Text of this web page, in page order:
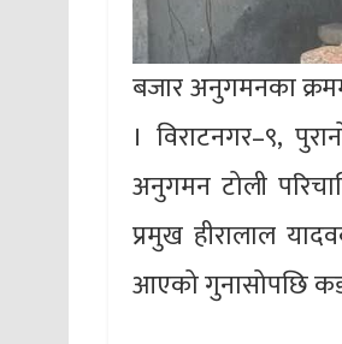
बजार अनुगमनका
। विराटनगर–९,
अनुगमन टोली
प्रमुख हीरालाल
आएको गुनासोपछि